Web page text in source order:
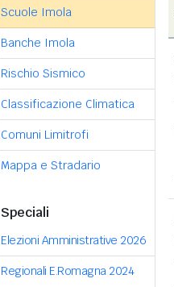
Scuole Imola
Banche Imola
Rischio Sismico
Classificazione Climatica
Comuni Limitrofi
Mappa e Stradario
Speciali
Elezioni Amministrative 2026
Regionali E.Romagna 2024